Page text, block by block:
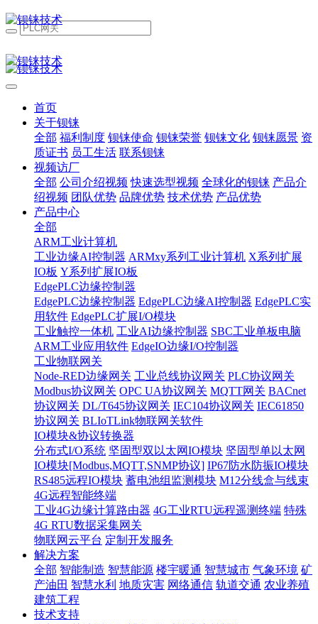
首页
关于钡铼
全部 福利制度 钡铼使命 钡铼荣誉 钡铼文化 钡铼愿景 资
质证书 员工生活 联系钡铼
视频访厂
全部 公司介绍视频 快速选型视频 全球化的钡铼 产品介
绍视频 团队优势 品牌优势 技术优势 产品优势
产品中心
全部
ARM工业计算机
工业边缘AI控制器 ARMxy系列工业计算机 X系列扩展
IO板 Y系列扩展IO板
EdgePLC边缘控制器
EdgePLC边缘控制器 EdgePLC边缘AI控制器 EdgePLC实
用软件 EdgePLC扩展I/O模块
工业触控一体机 工业AI边缘控制器 SBC工业单板电脑
ARM工业应用软件 EdgeIO边缘I/O控制器
工业物联网关
Node-RED边缘网关 工业总线协议网关 PLC协议网关
Modbus协议网关 OPC UA协议网关 MQTT网关 BACnet
协议网关 DL/T645协议网关 IEC104协议网关 IEC61850
协议网关 BLIoTLink物联网关软件
IO模块&协议转换器
分布式I/O系统 坚固型双以太网IO模块 坚固型单以太网
IO模块[Modbus,MQTT,SNMP协议] IP67防水防振IO模块
RS485远程IO模块 蓄电池组监测模块 M12分线盒与线束
4G远程智能终端
工业4G边缘计算路由器 4G工业RTU远程遥测终端 特殊
4G RTU数据采集网关
物联网云平台 定制开发服务
解决方案
全部 智能制造 智慧能源 楼宇暖通 智慧城市 气象环境 矿
产油田 智慧水利 地质灾害 网络通信 轨道交通 农业养殖
建筑工程
技术支持